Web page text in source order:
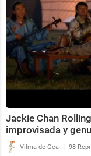
Jackie Chan
improvisada y
Vilma de Gea | 98